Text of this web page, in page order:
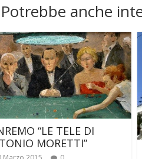
Potrebbe anche
“LE TELE DI
MORETTI”